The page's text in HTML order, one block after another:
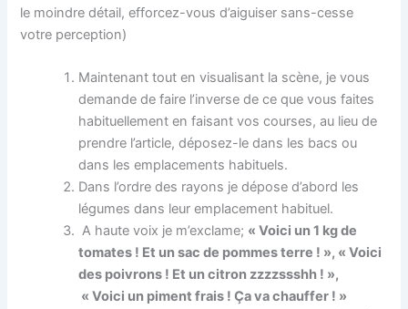
le moindre détail, efforcez-vous d’aiguiser sans-cesse
votre perception)
Maintenant tout en visualisant la scène, je vous
demande de faire l’inverse de ce que vous faites
habituellement en faisant vos courses, au lieu de
prendre l’article, déposez-le dans les bacs ou
dans les emplacements habituels.
Dans l’ordre des rayons je dépose d’abord les
légumes dans leur emplacement habituel.
A haute voix je m’exclame; « Voici un 1 kg de
tomates ! Et un sac de pommes terre ! », « Voici
des poivrons ! Et un citron zzzzssshh ! »,
« Voici un piment frais ! Ça va chauffer ! »